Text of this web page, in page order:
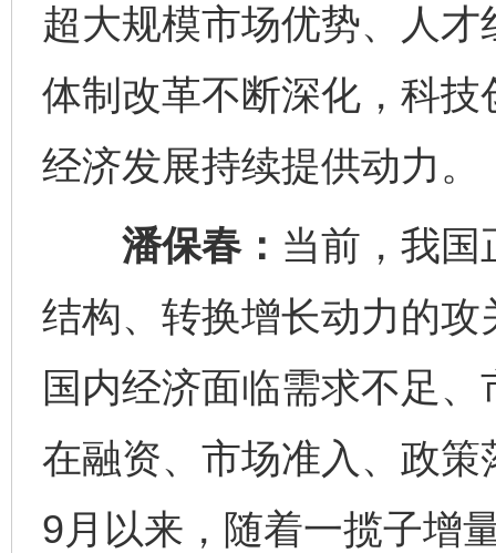
超大规模市场优势、人
体制改革不断深化，科
经济发展持续提供动力。
潘保春： 当前，我国
结构、转换增长动力的
国内经济面临需求不足
在融资、市场准入、政
9月以来，随着一揽子增